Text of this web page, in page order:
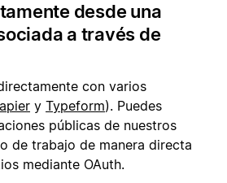
desde una
a través de
con varios
y Typeform). Puedes
públicas de nuestros
de trabajo de manera directa
mediante OAuth.